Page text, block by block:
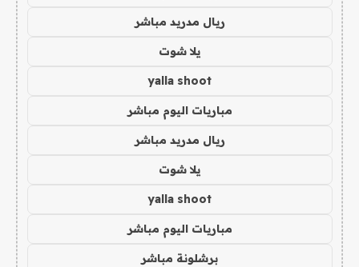
ريال مدريد مباشر
يلا شوت
yalla shoot
مباريات اليوم مباشر
ريال مدريد مباشر
يلا شوت
yalla shoot
مباريات اليوم مباشر
برشلونة مباشر